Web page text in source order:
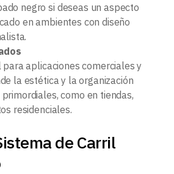
negro si deseas un aspecto
en ambientes con diseño
para aplicaciones comerciales y
la estética y la organización
como en tiendas,
residenciales.
de Carril